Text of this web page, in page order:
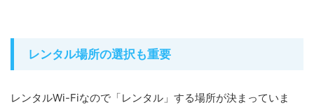
レンタル場所の選択も重要
レンタルWi-Fiなので「レンタル」する場所が決まっていま